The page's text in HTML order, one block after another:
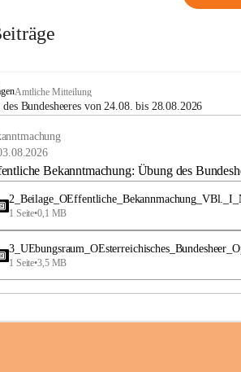
Amtliche Mitteilung
Bundesheeres von 24.08. bis 28.08.2026
Bekanntmachung: Übung des
1 Seite•0,1 MB
1 Seite•3,5 MB